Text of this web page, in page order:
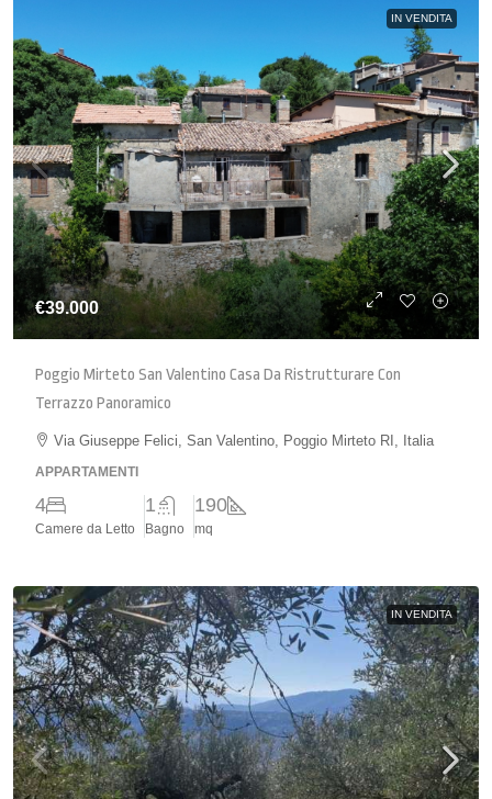
IN VENDITA
€39.000
Poggio Mirteto San Valentino Casa Da Ristrutturare Con
Terrazzo Panoramico
Via Giuseppe Felici, San Valentino, Poggio Mirteto RI, Italia
APPARTAMENTI
4
Camere da Letto
1
Bagno
190
mq
IN VENDITA